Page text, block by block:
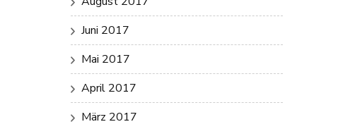
Juni 2017
Mai 2017
April 2017
März 2017